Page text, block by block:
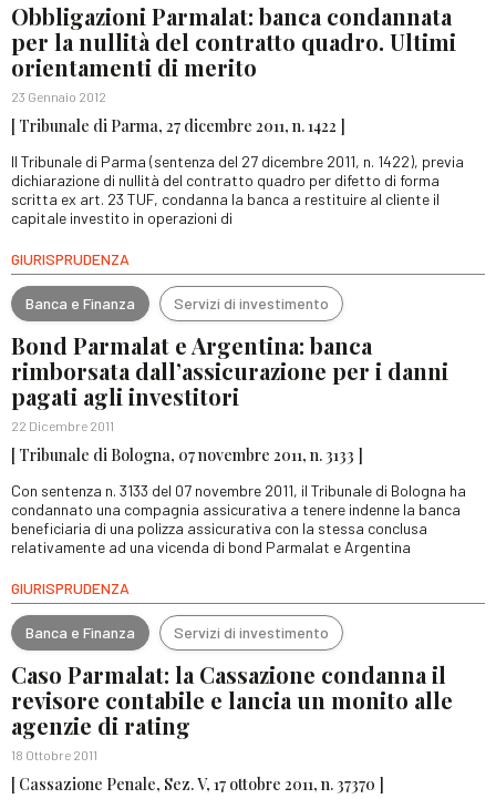
Obbligazioni Parmalat: banca condannata
per la nullità del contratto quadro. Ultimi
orientamenti di merito
23 Gennaio 2012
[ Tribunale di Parma, 27 dicembre 2011, n. 1422 ]
Il Tribunale di Parma (sentenza del 27 dicembre 2011, n. 1422), previa
dichiarazione di nullità del contratto quadro per difetto di forma
scritta ex art. 23 TUF, condanna la banca a restituire al cliente il
capitale investito in operazioni di
GIURISPRUDENZA
Banca e Finanza Servizi di investimento
Bond Parmalat e Argentina: banca
rimborsata dall’assicurazione per i danni
pagati agli investitori
22 Dicembre 2011
[ Tribunale di Bologna, 07 novembre 2011, n. 3133 ]
Con sentenza n. 3133 del 07 novembre 2011, il Tribunale di Bologna ha
condannato una compagnia assicurativa a tenere indenne la banca
beneficiaria di una polizza assicurativa con la stessa conclusa
relativamente ad una vicenda di bond Parmalat e Argentina
GIURISPRUDENZA
Banca e Finanza Servizi di investimento
Caso Parmalat: la Cassazione condanna il
revisore contabile e lancia un monito alle
agenzie di rating
18 Ottobre 2011
[ Cassazione Penale, Sez. V, 17 ottobre 2011, n. 37370 ]